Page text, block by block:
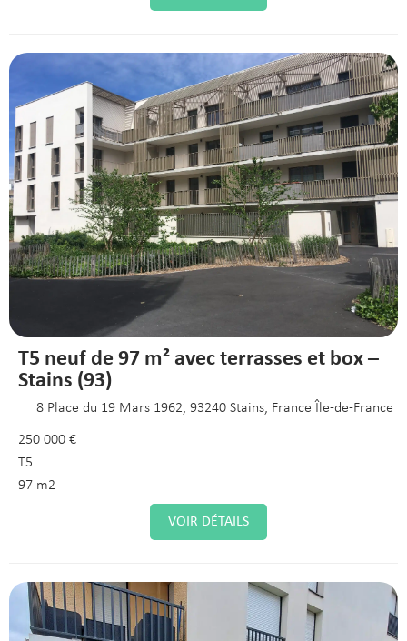
T5 neuf de 97 m² avec terrasses et box –
Stains (93)
8 Place du 19 Mars 1962, 93240 Stains, France Île-de-France
250 000 €
T5
97 m2
VOIR DÉTAILS